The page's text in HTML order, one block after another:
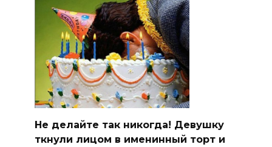
Не делайте так никогда! Девушку
ткнули лицом в именинный торт и